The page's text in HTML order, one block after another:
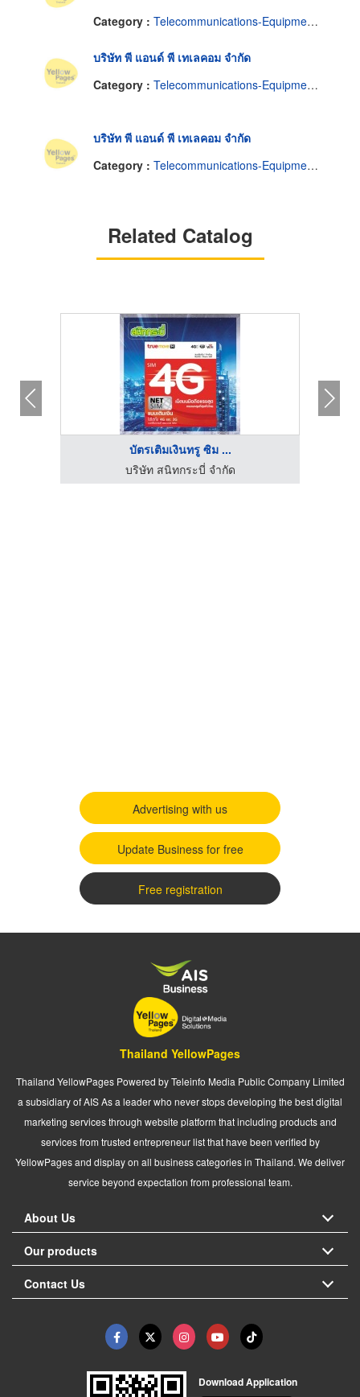
Category : Telecommunications-Equipment & Supplies
บริษัท พี แอนด์ พี เทเลคอม จำกัด
Category : Telecommunications-Equipment & Supplies
บริษัท พี แอนด์ พี เทเลคอม จำกัด
Category : Telecommunications-Equipment & Supplies
Related Catalog
บัตรเติมเงินทรู ซิม ...
บริษัท สนิทกระบี่ จำกัด
Advertising with us
Update Business for free
Free registration
Thailand YellowPages
Thailand YellowPages Powered by Teleinfo Media Public Company Limited
a subsidiary of AIS As a leader who never stops developing the best digital
marketing services through website platform that including products and
services from trusted entrepreneur list that have been verified by
YellowPages and display on all business categories in Thailand. We deliver
service beyond expectation from professional team.
About Us
Our products
Contact Us
Download Application